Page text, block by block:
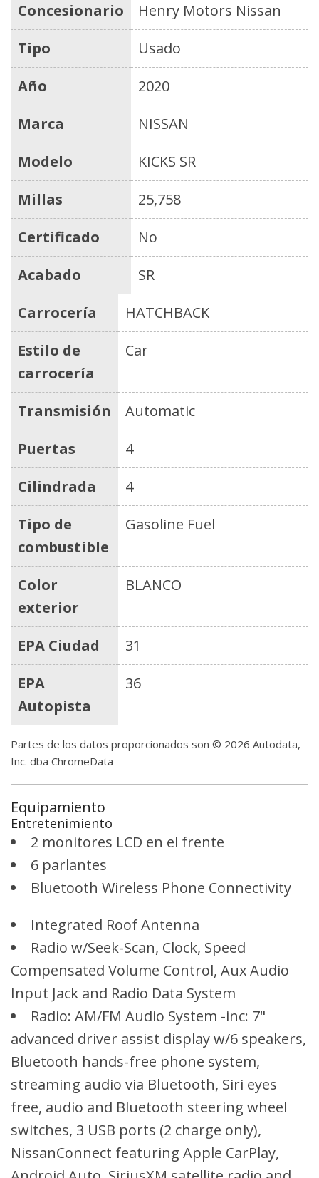
Concesionario
Henry Motors Nissan
Tipo
Usado
Año
2020
Marca
NISSAN
Modelo
KICKS SR
Millas
25,758
Certificado
No
Acabado
SR
Carrocería
HATCHBACK
Estilo de
carrocería
Car
Transmisión
Automatic
Puertas
4
Cilindrada
4
Tipo de
combustible
Gasoline Fuel
Color
exterior
BLANCO
EPA Ciudad
31
EPA
Autopista
36
Partes de los datos proporcionados son © 2026 Autodata,
Inc. dba ChromeData
Equipamiento
Entretenimiento
2 monitores LCD en el frente
6 parlantes
Bluetooth Wireless Phone Connectivity
Integrated Roof Antenna
Radio w/Seek-Scan, Clock, Speed
Compensated Volume Control, Aux Audio
Input Jack and Radio Data System
Radio: AM/FM Audio System -inc: 7"
advanced driver assist display w/6 speakers,
Bluetooth hands-free phone system,
streaming audio via Bluetooth, Siri eyes
free, audio and Bluetooth steering wheel
switches, 3 USB ports (2 charge only),
NissanConnect featuring Apple CarPlay,